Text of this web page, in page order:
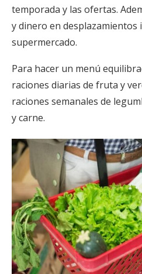
temporada y las ofertas.
y dinero en desplazamientos
supermercado.
Para hacer un menú
raciones diarias de fruta y
raciones semanales de
y carne.